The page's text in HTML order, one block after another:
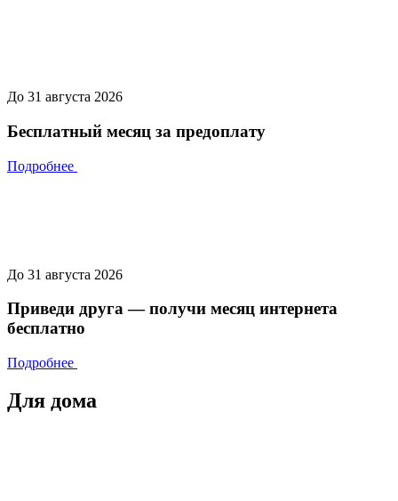
До 31 августа 2026
Бесплатный месяц за предоплату
Подробнее
До 31 августа 2026
Приведи друга — получи месяц интернета
бесплатно
Подробнее
Для дома